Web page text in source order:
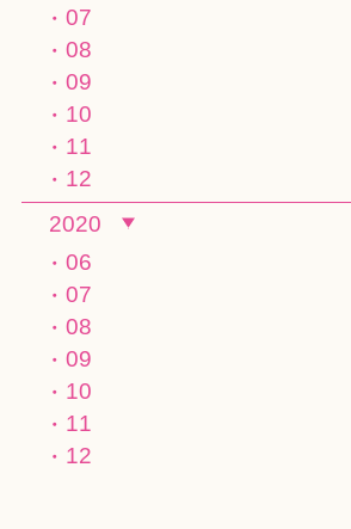
07
08
09
10
11
12
2020
06
07
08
09
10
11
12